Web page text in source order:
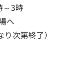
～3時
へ
次第終了）